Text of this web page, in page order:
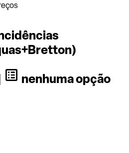
nenhuma opção